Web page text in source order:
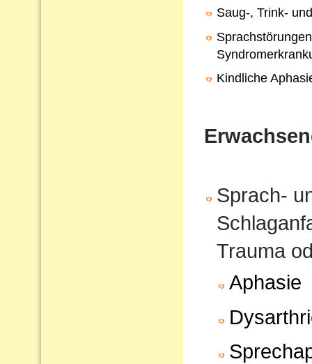
Saug-, Trink-
Kindliche
Sprach-
Trauma
Aphasie